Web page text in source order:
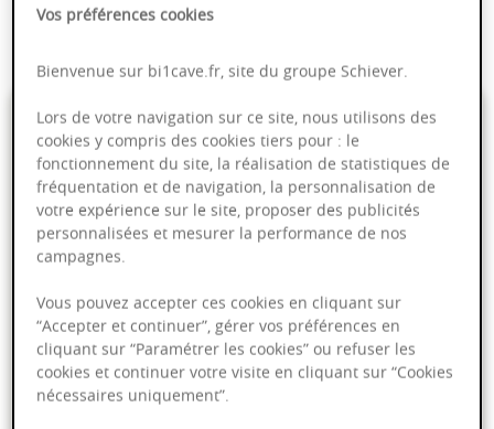
Epicé
45,00 €
75cl- soit60,00 €/ L
Ajouter au panier
Livraison offerte dans nos points de vente
Emballage anti-casse
Vos préférences cookies
Bienvenue sur bi1cave.fr, site du groupe Schiever.
Lors de votre navigation sur ce site, nous utilisons des
cookies y compris des cookies tiers pour : le
fonctionnement du site, la réalisation de statistiques de
fréquentation et de navigation, la personnalisation de
votre expérience sur le site, proposer des publicités
personnalisées et mesurer la performance de nos
campagnes.
Vous pouvez accepter ces cookies en cliquant sur
“Accepter et continuer”, gérer vos préférences en
cliquant sur “Paramétrer les cookies” ou refuser les
cookies et continuer votre visite en cliquant sur “Cookies
nécessaires uniquement”.